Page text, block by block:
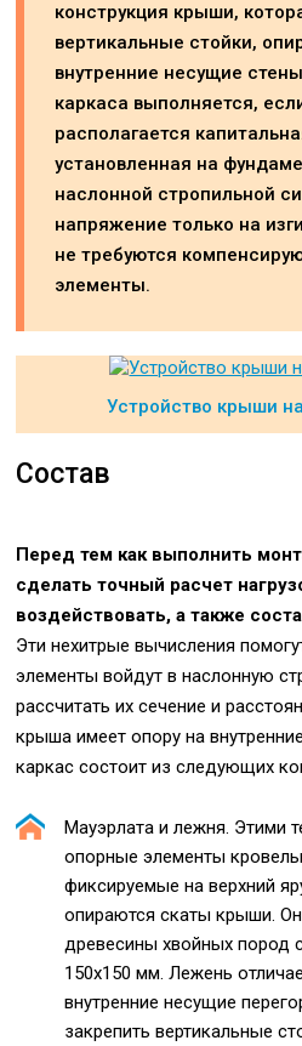
конструкция крыши,
вертикальные стойки,
внутренние несущие
каркаса выполняется,
располагается
установленная на
наслонной стропильной
напряжение только на
не требуются
элементы.
Устройство крыши
Состав
Перед тем как выполнить
сделать точный расчет
воздействовать, а также
Эти нехитрые вычисления
элементы войдут в наслонную
рассчитать их сечение и
крыша имеет опору на
каркас состоит из следующих
Мауэрлата и лежня. Этими
опорные элементы
фиксируемые на верхний
опираются скаты крыши.
древесины хвойных пород
150х150 мм. Лежень
внутренние несущие
закрепить вертикальные